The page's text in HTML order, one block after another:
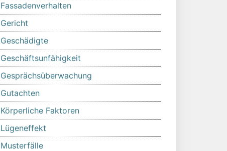
Fassadenverhalten
Gericht
Geschädigte
Geschäftsunfähigkeit
Gesprächsüberwachung
Gutachten
Körperliche Faktoren
Lügeneffekt
Musterfälle